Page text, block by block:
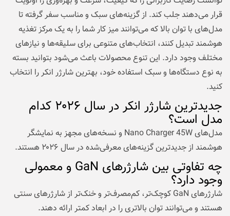
قرار می‌دهند جلب کند. از گزینه‌های سبک و مناسب سفر گرفته تا
مدل‌های با توان بالا که می‌توانند میز کار شما را به یک مرکز تغذیه
هوشمند تبدیل کنند، انتخاب‌های متنوعی برای سلیقه‌ها و نیازهای
مختلف وجود دارد. این تنوع محصولات باعث می‌شود بتوانید بسته
به نوع دستگاه‌ها و سبک استفاده خود، بهترین شارژر انکر را انتخاب
کنید.
جدیدترین شارژر انکر در سال ۲۰۲۶ کدام
مدل است؟
مدل‌های Nano Charger 45W و نسخه‌های مجهز به نمایشگر
هوشمند از جدیدترین گزینه‌های معرفی‌شده در سال ۲۰۲۶ هستند.
چه تفاوتی بین شارژرهای GaN و معمولی
وجود دارد؟
شارژرهای GaN کوچک‌تر، کم‌مصرف‌تر و خنک‌تر از شارژرهای سنتی
هستند و می‌توانند توان بالاتری را در ابعاد کمتر ارائه دهند.